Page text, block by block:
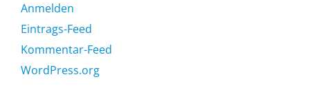
Anmelden
Eintrags-Feed
Kommentar-Feed
WordPress.org